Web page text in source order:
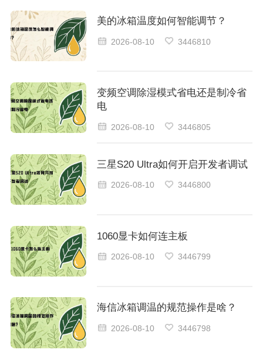
美的冰箱温度如何智能调节？
2026-08-10 3446810
变频空调除湿模式省电还是制冷省
电
2026-08-10 3446805
三星S20 Ultra如何开启开发者调试
2026-08-10 3446800
1060显卡如何连主板
2026-08-10 3446799
海信冰箱调温的规范操作是啥？
2026-08-10 3446798